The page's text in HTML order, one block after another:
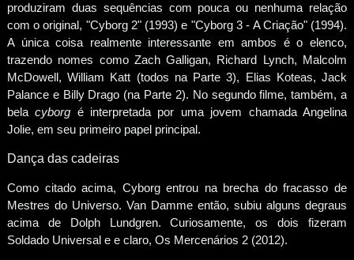
produziram duas sequências com pouca ou nenhuma relação
com o original, "Cyborg 2" (1993) e "Cyborg 3 - A Criação" (1994).
A única coisa realmente interessante em ambos é o elenco,
trazendo nomes como Zach Galligan, Richard Lynch, Malcolm
McDowell, William Katt (todos na Parte 3), Elias Koteas, Jack
Palance e Billy Drago (na Parte 2). No segundo filme, também, a
belacyborg é interpretada por uma jovem chamada Angelina
Jolie, em seu primeiro papel principal.
Dança das cadeiras
Como citado acima, Cyborg entrou na brecha do fracasso de
Mestres do Universo. Van Damme então, subiu alguns degraus
acima de Dolph Lundgren. Curiosamente, os dois fizeram
Soldado Universal e e claro, Os Mercenários 2 (2012).